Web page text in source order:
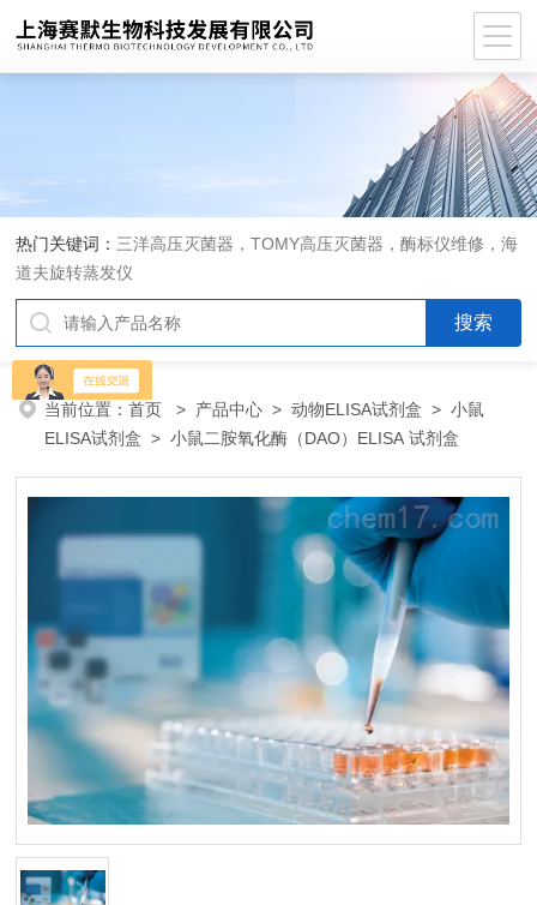
热门关键词： 三洋高压灭菌器，TOMY高压灭菌器，酶标仪维修，海
道夫旋转蒸发仪
当前位置：首页 > 产品中心 >动物ELISA试剂盒 >小鼠
ELISA试剂盒 > 小鼠二胺氧化酶（DAO）ELISA 试剂盒